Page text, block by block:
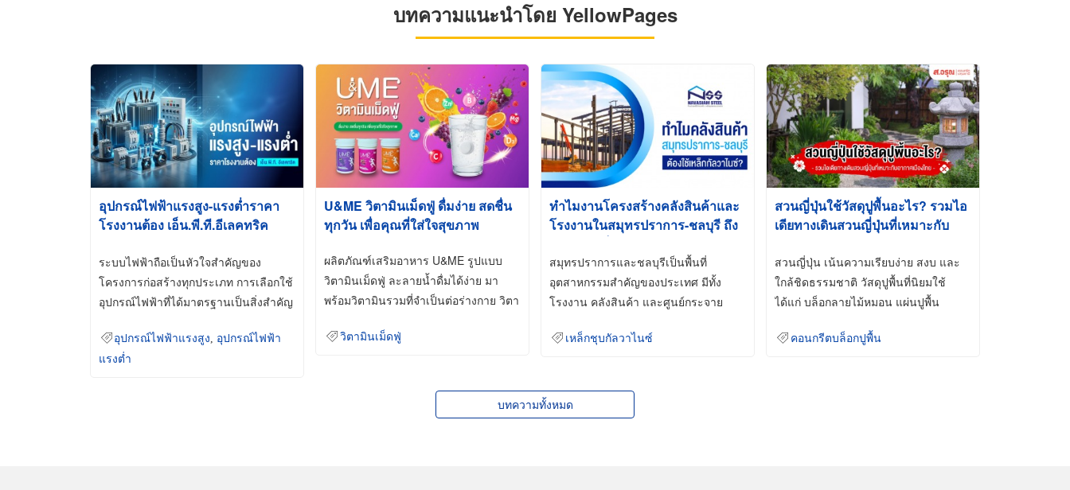
บทความแนะนำโดย YellowPages
อุปกรณ์ไฟฟ้าแรงสูง-แรงต่ำราคา
โรงงานต้อง เอ็น.พี.ที.อีเลคทริค
ระบบไฟฟ้าถือเป็นหัวใจสำคัญของ
โครงการก่อสร้างทุกประเภท การเลือกใช้
อุปกรณ์ไฟฟ้าที่ได้มาตรฐานเป็นสิ่งสำคัญ
อุปกรณ์ไฟฟ้าแรงสูง
อุปกรณ์ไฟฟ้า
แรงต่ำ
U&ME วิตามินเม็ดฟู่ ดื่มง่าย สดชื่น
ทุกวัน เพื่อคุณที่ใส่ใจสุขภาพ
ผลิตภัณฑ์เสริมอาหาร U&ME รูปแบบ
วิตามินเม็ดฟู่ ละลายน้ำดื่มได้ง่าย มา
พร้อมวิตามินรวมที่จำเป็นต่อร่างกาย วิตา
วิตามินเม็ดฟู่
ทำไมงานโครงสร้างคลังสินค้าและ
โรงงานในสมุทรปราการ-ชลบุรี ถึง
Galvanized)
สมุทรปราการและชลบุรีเป็นพื้นที่
อุตสาหกรรมสำคัญของประเทศ มีทั้ง
โรงงาน คลังสินค้า และศูนย์กระจาย
เหล็กชุบกัลวาไนซ์
สวนญี่ปุ่นใช้วัสดุปูพื้นอะไร? รวมไอ
เดียทางเดินสวนญี่ปุ่นที่เหมาะกับ
สวนญี่ปุ่น เน้นความเรียบง่าย สงบ และ
ใกล้ชิดธรรมชาติ วัสดุปูพื้นที่นิยมใช้
ได้แก่ บล็อกลายไม้หมอน แผ่นปูพื้น
คอนกรีตบล็อกปูพื้น
บทความทั้งหมด